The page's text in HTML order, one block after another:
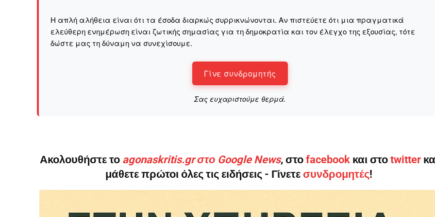
Η απλή αλήθεια είναι ότι τα έσοδα διαρκώς συρρικνώνονται. Αν πιστεύετε ότι μια πραγματικά
ελεύθερη ενημέρωση είναι ζωτικής σημασίας για τη δημοκρατία και τον έλεγχο της εξουσίας, τότε
δώστε μας τη δύναμη να συνεχίσουμε.
Γίνε συνδρομητής
Σας ευχαριστούμε θερμά.
Ακολουθήστε το agonaskritis.gr στο Google News, στο facebook και στο twitter
μάθετε πρώτοι όλες τις ειδήσεις - Γίνετε συνδρομητές!